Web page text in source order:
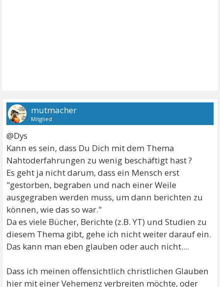
mutmacher
Mitglied
@Dys
Kann es sein, dass Du Dich mit dem Thema
Nahtoderfahrungen zu wenig beschäftigt hast ?
Es geht ja nicht darum, dass ein Mensch erst
"gestorben, begraben und nach einer Weile
ausgegraben werden muss, um dann berichten zu
können, wie das so war."
Da es viele Bücher, Berichte (z.B. YT) und Studien zu
diesem Thema gibt, gehe ich nicht weiter darauf ein.
Das kann man eben glauben oder auch nicht....
Dass ich meinen offensichtlich christlichen Glauben
hier mit einer Vehemenz verbreiten möchte, oder